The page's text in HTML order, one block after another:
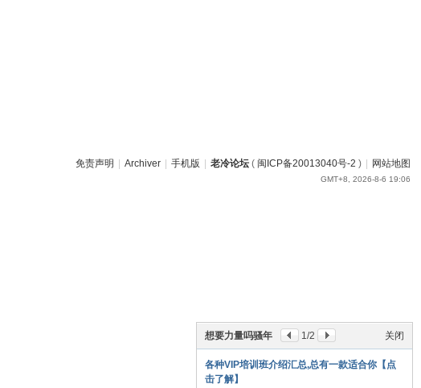
关闭
想要力量吗骚年 1/2
各种VIP培训班介绍汇总,总有一款适合你【点
击了解】
免责声明 Archiver 手机版 老冷论坛( 闽ICP备20013040号-2 ) 网站地图
GMT+8, 2026-8-6 19:06